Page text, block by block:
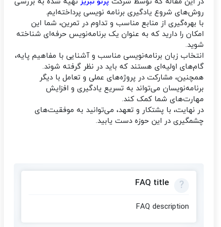
روش‌های شروع یادگیری برنامه نویسی پرداخته‌ایم.
با بهره‌گیری از منابع مناسب و تداوم در تمرین، شما این
امکان را دارید که به عنوان یک برنامه‌نویس حرفه‌ای شناخته
شوید.
انتخاب زبان برنامه‌نویسی مناسب و آشنایی با مفاهیم پایه،
گام‌های اولیه‌ای هستند که باید در نظر گرفته شوند.
همچنین، مشارکت در پروژه‌های عملی و تعامل با دیگر
برنامه‌نویسان می‌تواند به تسریع یادگیری و افزایش
مهارت‌های شما کمک کند.
در نهایت، با پشتکار و تعهد، می‌توانید به موفقیت‌های
چشمگیری در این حوزه دست یابید.
FAQ title
FAQ description